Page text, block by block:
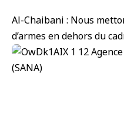
Al-Chaibani : Nous
d’armes en dehors du